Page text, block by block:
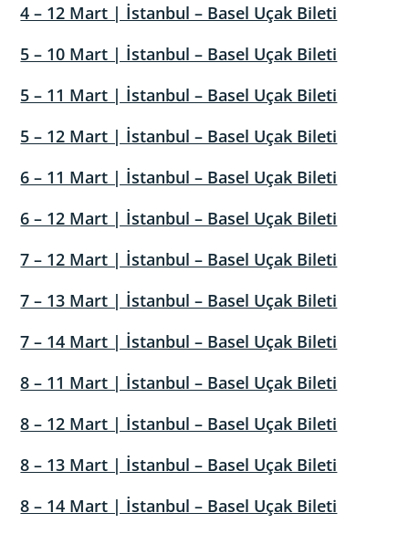
4 – 12 Mart | İstanbul – Basel Uçak Bileti
5 – 10 Mart | İstanbul – Basel Uçak Bileti
5 – 11 Mart | İstanbul – Basel Uçak Bileti
5 – 12 Mart | İstanbul – Basel Uçak Bileti
6 – 11 Mart | İstanbul – Basel Uçak Bileti
6 – 12 Mart | İstanbul – Basel Uçak Bileti
7 – 12 Mart | İstanbul – Basel Uçak Bileti
7 – 13 Mart | İstanbul – Basel Uçak Bileti
7 – 14 Mart | İstanbul – Basel Uçak Bileti
8 – 11 Mart | İstanbul – Basel Uçak Bileti
8 – 12 Mart | İstanbul – Basel Uçak Bileti
8 – 13 Mart | İstanbul – Basel Uçak Bileti
8 – 14 Mart | İstanbul – Basel Uçak Bileti